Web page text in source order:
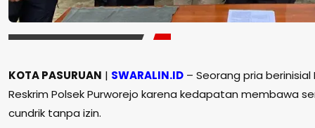
KOTA PASURUAN | SWARALIN.ID – Seorang pria
Reskrim Polsek Purworejo karena kedapatan membawa
cundrik tanpa izin.